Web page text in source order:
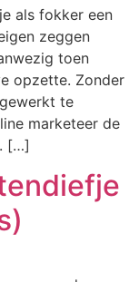
als fokker een
zeggen
toen
opzette. Zonder
te
marketeer de
[…]